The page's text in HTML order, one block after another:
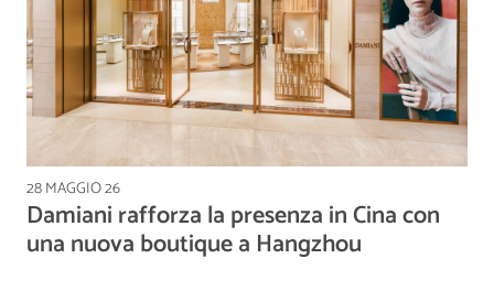
28 MAGGIO 26
Damiani rafforza la presenza in Cina con
una nuova boutique a Hangzhou